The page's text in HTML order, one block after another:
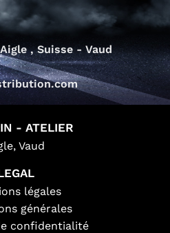
, Suisse - Vaud
- ATELIER
Vaud
légales
générales
confidentialité